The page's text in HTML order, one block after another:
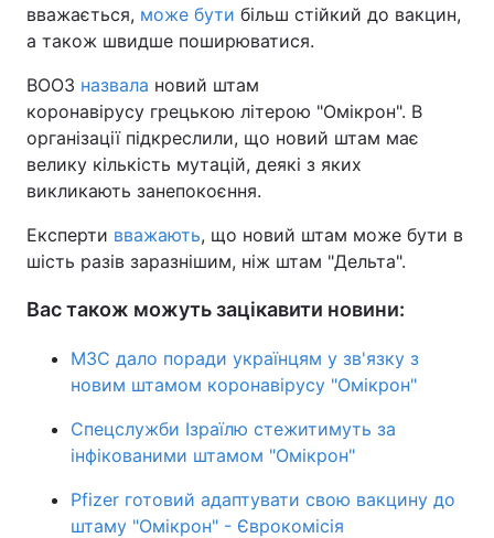
вважається, може бути більш стійкий до вакцин,
а також швидше поширюватися.
ВООЗ назвала новий штам
коронавірусу грецькою літерою "Омікрон". В
організації підкреслили, що новий штам має
велику кількість мутацій, деякі з яких
викликають занепокоєння.
Експерти вважають, що новий штам може бути в
шість разів заразнішим, ніж штам "Дельта".
Вас також можуть зацікавити новини:
МЗС дало поради українцям у зв'язку з
новим штамом коронавірусу "Омікрон"
Спецслужби Ізраїлю стежитимуть за
інфікованими штамом "Омікрон"
Pfizer готовий адаптувати свою вакцину до
штаму "Омікрон" - Єврокомісія